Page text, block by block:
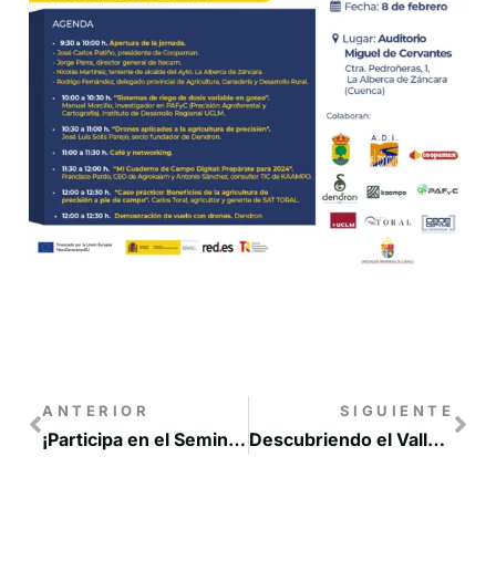
ANTERIOR
¡Participa en el Seminario Profesional para impulsar el éxito de tu empresa turística, organizado por la Universidad de Castilla-La Mancha!
SIGUIENTE
Descubriendo el Valle del Cabriel: Un tesoro natural que ha tenido presencia en FITUR 2024.